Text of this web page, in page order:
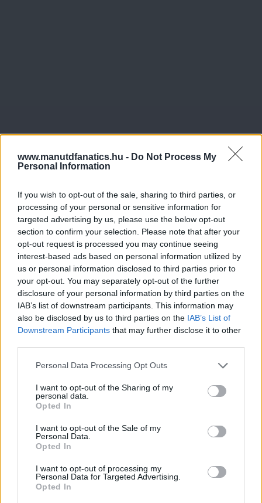
www.manutdfanatics.hu - Do Not Process My
Personal Information
If you wish to opt-out of the sale, sharing to third parties, or
processing of your personal or sensitive information for
targeted advertising by us, please use the below opt-out
section to confirm your selection. Please note that after your
opt-out request is processed you may continue seeing
interest-based ads based on personal information utilized by
us or personal information disclosed to third parties prior to
your opt-out. You may separately opt-out of the further
disclosure of your personal information by third parties on the
IAB’s list of downstream participants. This information may
also be disclosed by us to third parties on the IAB’s List of
Downstream Participants that may further disclose it to other
Please note that this website/app uses one or more Google
not limited to your visit or usage behaviour. You may click to
grant or deny consent to Google and its third-party tags to
use your data for below specified purposes in below Google
consent section.
Personal Data Processing Opt Outs
I want to opt-out of the Sharing of my
personal data.
Opted In
I want to opt-out of the Sale of my
Personal Data.
Opted In
I want to opt-out of processing my
Personal Data for Targeted Advertising.
Opted In
Meccs Center
Paris Saint-Germainvs
Manchester United
Felkészülési szezon 4. mérkőzés
Nya Ullevi, Göteborg
2026-08-08 17:00
0 nap 4 óra 44 perc 6 másodperc
Leeds Unitedvs Manchester United2026-08-12 20:30
vs